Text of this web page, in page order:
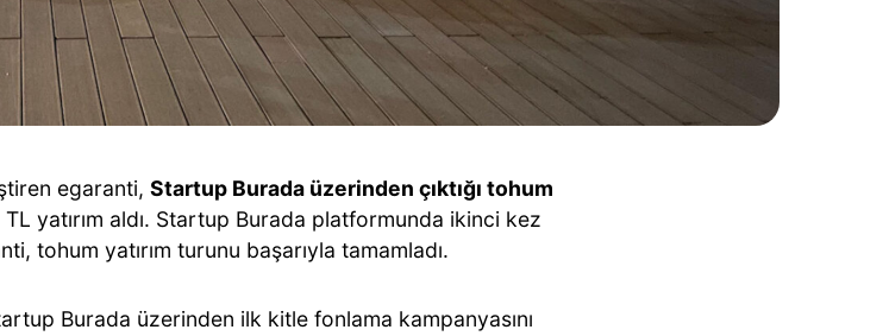
egaranti, Startup Burada üzerinden çıktığı tohum
yatırım aldı. Startup Burada platformunda ikinci kez
tohum yatırım turunu başarıyla tamamladı.
Burada üzerinden ilk kitle fonlama kampanyasını